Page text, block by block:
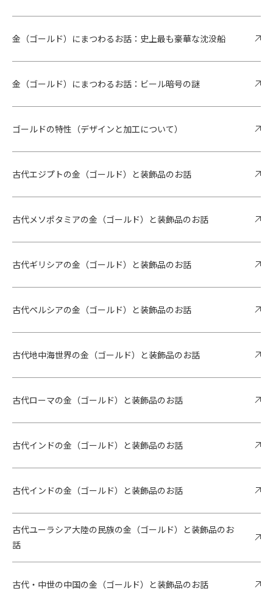
金（ゴールド）にまつわるお話：史上最も豪華な沈没船
金（ゴールド）にまつわるお話：ビール暗号の謎
ゴールドの特性（デザインと加工について）
古代エジプトの金（ゴールド）と装飾品のお話
古代メソポタミアの金（ゴールド）と装飾品のお話
古代ギリシアの金（ゴールド）と装飾品のお話
古代ペルシアの金（ゴールド）と装飾品のお話
古代地中海世界の金（ゴールド）と装飾品のお話
古代ローマの金（ゴールド）と装飾品のお話
古代インドの金（ゴールド）と装飾品のお話
古代インドの金（ゴールド）と装飾品のお話
古代ユーラシア大陸の民族の金（ゴールド）と装飾品のお
話
古代・中世の中国の金（ゴールド）と装飾品のお話